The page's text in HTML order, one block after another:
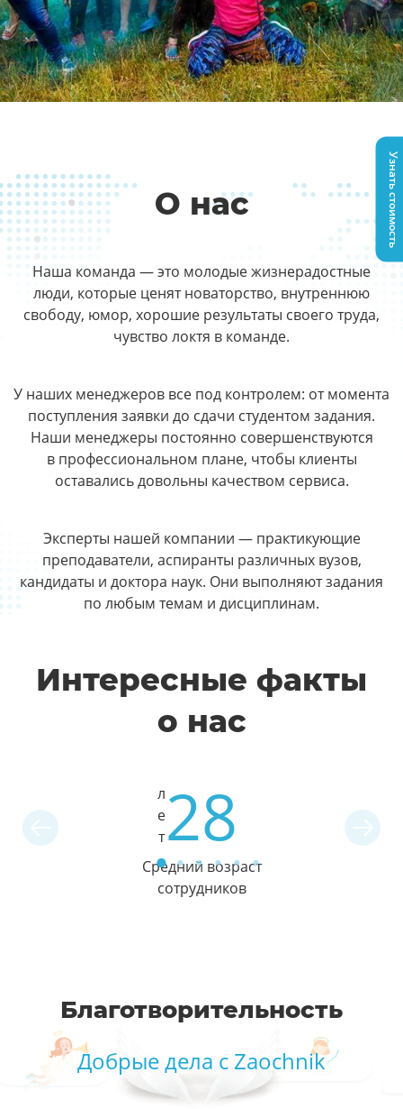
О нас
Наша команда — это молодые жизнерадостные
люди, которые ценят новаторство, внутреннюю
свободу, юмор, хорошие результаты своего труда,
чувство локтя в команде.
У наших менеджеров все под контролем: от момента
поступления заявки до сдачи студентом задания.
Наши менеджеры постоянно совершенствуются
в профессиональном плане, чтобы клиенты
оставались довольны качеством сервиса.
Эксперты нашей компании — практикующие
преподаватели, аспиранты различных вузов,
кандидаты и доктора наук. Они выполняют задания
по любым темам и дисциплинам.
Интересные факты
о нас
28
л
е
т
Средний возраст
сотрудников
Благотворительность
Добрые дела с Zaochnik
Узнать стоимость